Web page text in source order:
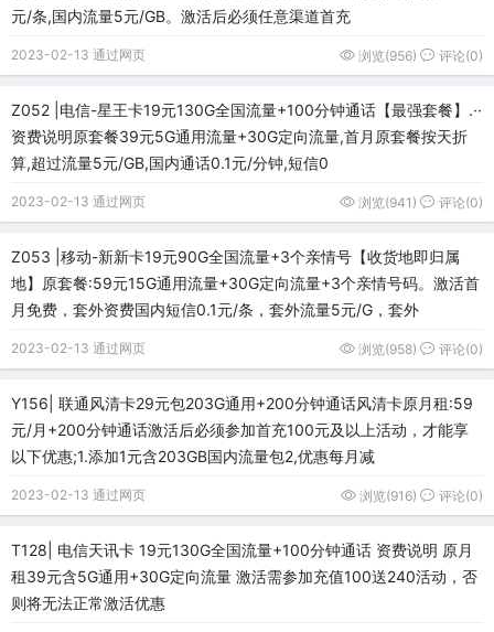
元/条,国内流量5元/GB。激活后必须任意渠道首充
2023-02-13 通过网页 浏览(956) 评论(0)
Z052 |电信-星王卡19元130G全国流量+100分钟通话【最强套餐】.··
资费说明原套餐39元5G通用流量+30G定向流量,首月原套餐按天折
算,超过流量5元/GB,国内通话0.1元/分钟,短信0
2023-02-13 通过网页 浏览(941) 评论(0)
Z053 |移动-新新卡19元90G全国流量+3个亲情号【收货地即归属
地】原套餐:59元15G通用流量+30G定向流量+3个亲情号码。激活首
月免费，套外资费国内短信0.1元/条，套外流量5元/G，套外
2023-02-13 通过网页 浏览(958) 评论(0)
Y156| 联通风清卡29元包203G通用+200分钟通话风清卡原月租:59
元/月+200分钟通话激活后必须参加首充100元及以上活动，才能享
以下优惠;1.添加1元含203GB国内流量包2,优惠每月减
2023-02-13 通过网页 浏览(916) 评论(0)
T128| 电信天讯卡 19元130G全国流量+100分钟通话 资费说明 原月
租39元含5G通用+30G定向流量 激活需参加充值100送240活动，否
则将无法正常激活优惠